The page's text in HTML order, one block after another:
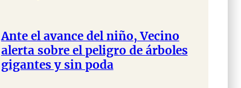
Ante el avance del niño, Vecino
alerta sobre el peligro de árboles
gigantes y sin poda